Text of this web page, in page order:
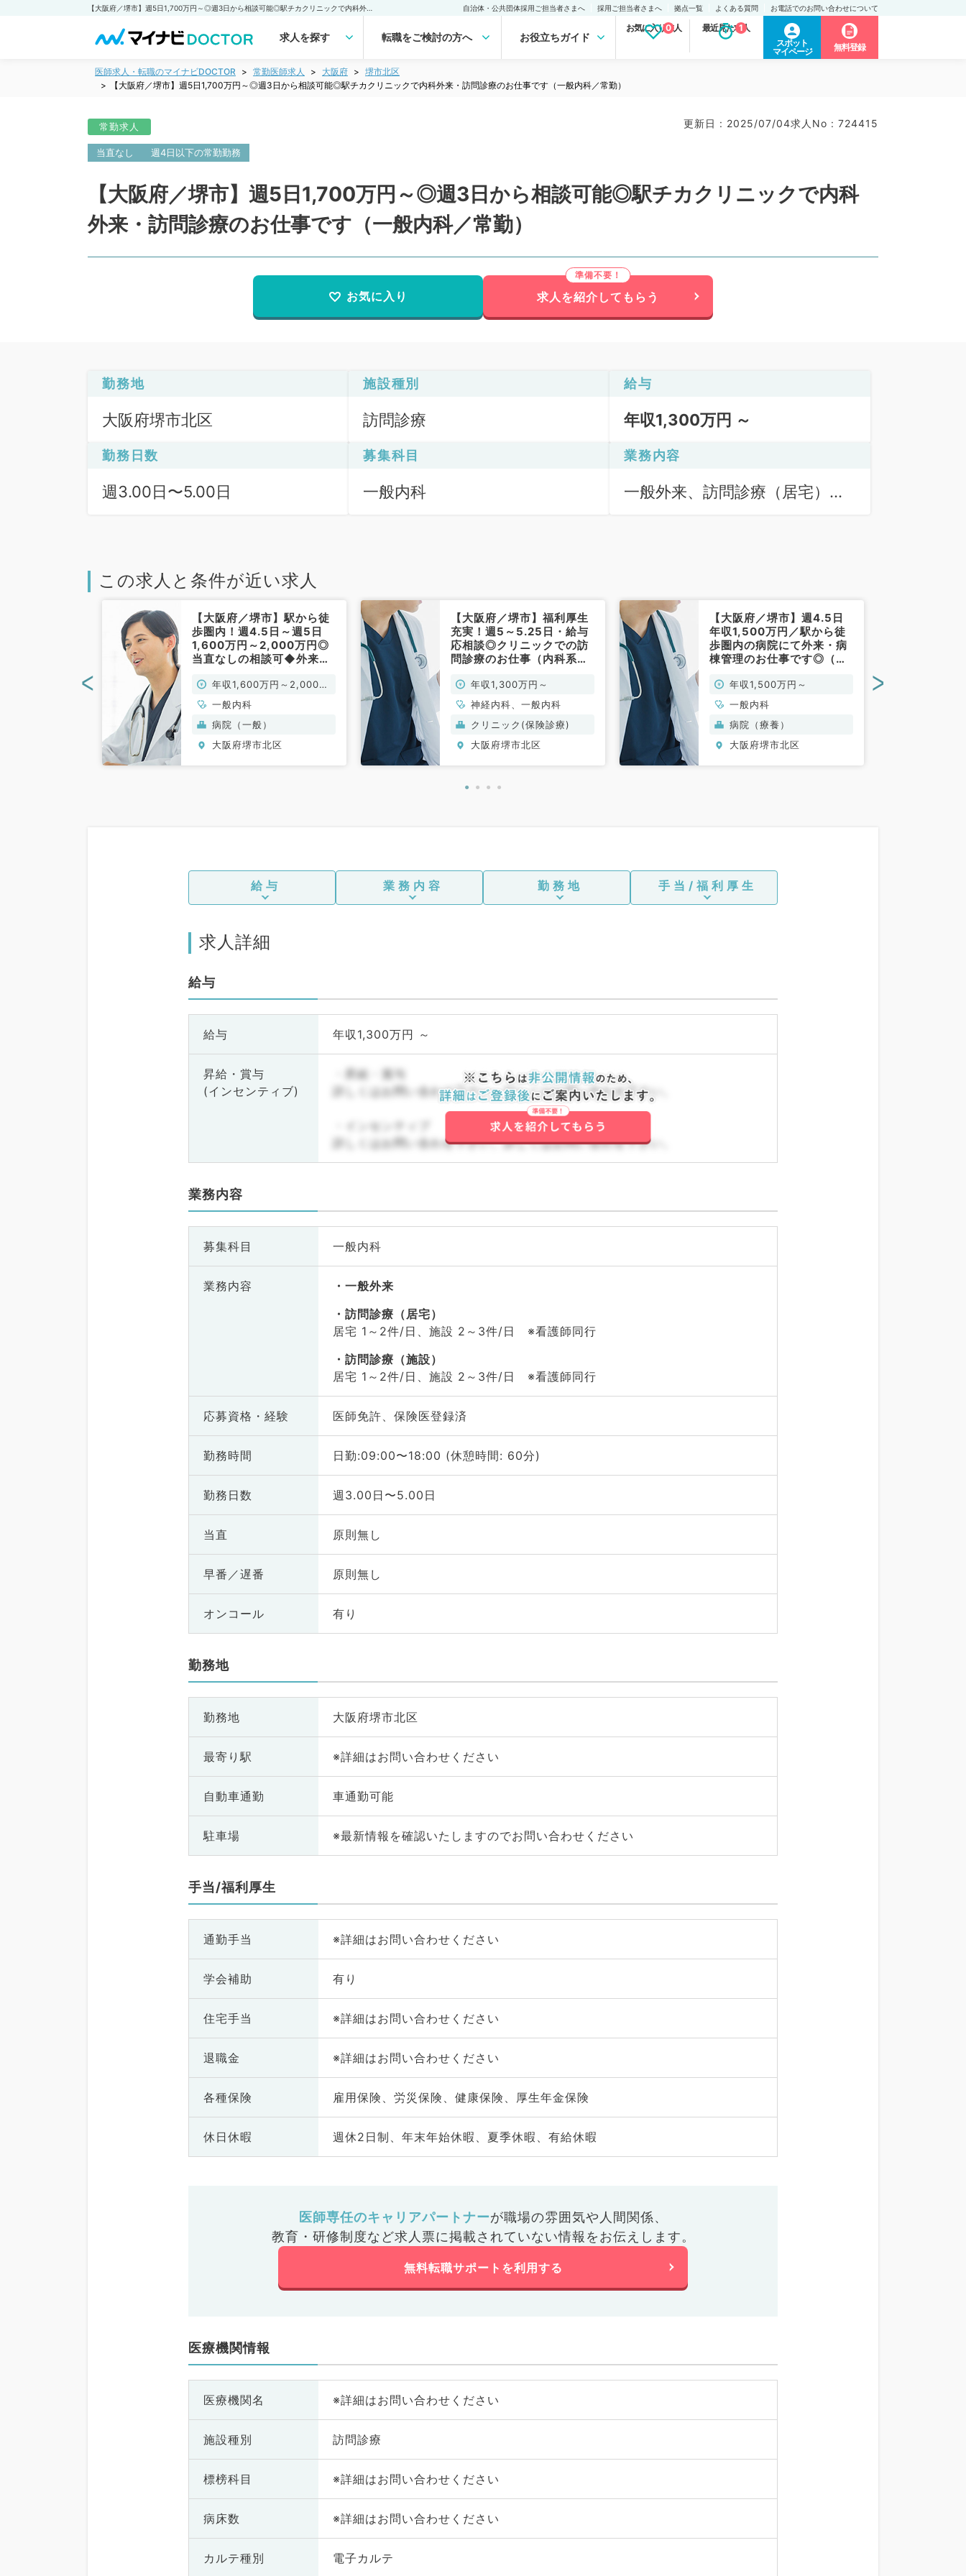
自治体・公共団体採用ご担当者さまへ 採用ご担当者さまへ 拠点一覧 よくある質問 お電話でのお問い合わせについて
求人を探す 転職をご検討の方へ お役立ちガイド
お気に入り求人
0 最近見た求人
1
スポット
マイページ
無料登録
医師求人・転職のマイナビDOCTOR 常勤医師求人 大阪府
堺市北区
【大阪府／堺市】週5日1,700万円～◎週3日から相談可能◎駅チカクリニックで内科外来・訪問診療のお仕事です（一般内科／常勤）
常勤求人 更新日 : 2025/07/04求人No : 724415
当直なし 週4日以下の常勤勤務
【大阪府／堺市】週5日1,700万円～◎週3日から相談可能◎駅チカクリニックで内科
外来・訪問診療のお仕事です（一般内科／常勤）
お気に入り 求人を紹介してもらう
勤務地
大阪府堺市北区
施設種別
訪問診療
給与
年収1,300万円 ～
勤務日数
週3.00日〜5.00日
募集科目
一般内科
業務内容
一般外来、訪問診療（居宅）、
この求人と条件が近い求人
【大阪府／堺市】駅から徒
歩圏内！週4.5日～週5日
1,600万円～2,000万円◎
当直なしの相談可◆外来・
事です（一般内科／常勤）
年収1,600万円～2,000万
一般内科
病院（一般）
大阪府堺市北区
【大阪府／堺市】福利厚生
充実！週5～5.25日・給与
応相談◎クリニックでの訪
問診療のお仕事（内科系／
年収1,300万円～
神経内科、一般内科
クリニック(保険診療)
大阪府堺市北区
【大阪府／堺市】週4.5日
年収1,500万円／駅から徒
歩圏内の病院にて外来・病
棟管理のお仕事です◎（一
年収1,500万円～
一般内科
病院（療養）
大阪府堺市北区
< >
給与 業務内容 勤務地 手当/福利厚生
求人詳細
給与
給与 年収1,300万円 ～
昇給・賞与
(インセンティブ)
・昇給・賞与
詳しくはお問い合わせ下さい。詳しくはお問い合わせ下さい。
・インセンティブ
詳しくはお問い合わせ下さい。詳しくはお問い合わせ下さい。
業務内容
募集科目 一般内科
業務内容
一般外来
訪問診療（居宅）
居宅 1～2件/日、施設 2～3件/日 ※看護師同行
訪問診療（施設）
居宅 1～2件/日、施設 2～3件/日 ※看護師同行
応募資格・ 経験 医師免許、保険医登録済
勤務時間 日勤:09:00〜18:00 (休憩時間: 60分)
勤務日数 週3.00日〜5.00日
当直 原則無し
早番／遅番 原則無し
オンコール 有り
勤務地
勤務地 大阪府堺市北区
最寄り駅 ※詳細はお問い合わせください
自動車通勤 車通勤可能
駐車場 ※最新情報を確認いたしますのでお問い合わせください
手当/福利厚生
通勤手当 ※詳細はお問い合わせください
学会補助 有り
住宅手当 ※詳細はお問い合わせください
退職金 ※詳細はお問い合わせください
各種保険 雇用保険、労災保険、健康保険、厚生年金保険
休日休暇 週休2日制、年末年始休暇、夏季休暇、有給休暇
医師専任のキャリアパートナーが職場の雰囲気や人間関係、
教育・研修制度など求人票に掲載されていない情報をお伝えします。
無料転職サポートを利用する
医療機関情報
医療機関名 ※詳細はお問い合わせください
施設種別 訪問診療
標榜科目 ※詳細はお問い合わせください
病床数 ※詳細はお問い合わせください
カルテ種別 電子カルテ